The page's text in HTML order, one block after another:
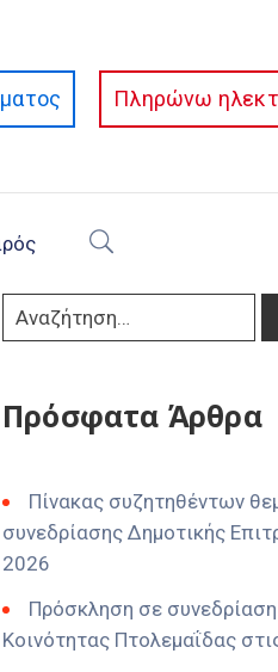
Πληρώνω
Πρόσφατα Άρθρα
Πίνακας συζητηθέντων
συνεδρίασης Δημοτικής
2026
Πρόσκληση σε
Κοινότητας Πτολεμαΐδας